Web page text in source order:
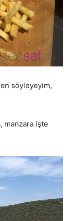
söyleyeyim,
manzara işte